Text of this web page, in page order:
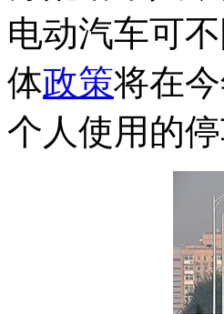
电动汽车可
体政策将在
个人使用的